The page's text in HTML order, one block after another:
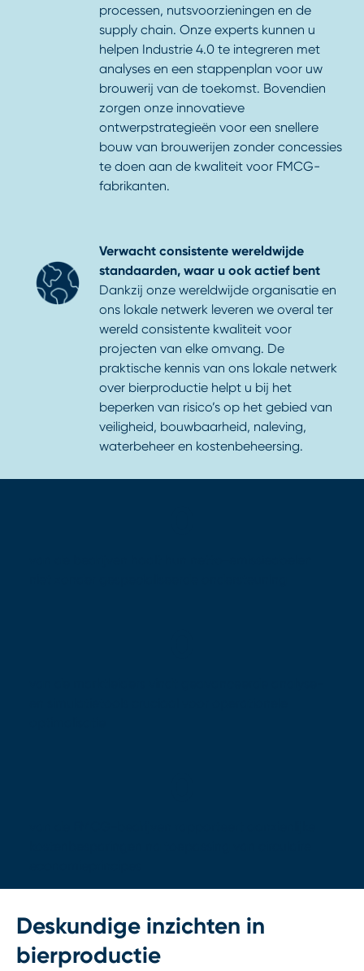
processen, nutsvoorzieningen en de
supply chain. Onze experts kunnen u
helpen Industrie 4.0 te integreren met
analyses en een stappenplan voor uw
brouwerij van de toekomst. Bovendien
zorgen onze innovatieve
ontwerpstrategieën voor een snellere
bouw van brouwerijen zonder concessies
te doen aan de kwaliteit voor FMCG-
fabrikanten.
Verwacht consistente wereldwijde
standaarden, waar u ook actief bent
Dankzij onze wereldwijde organisatie en
ons lokale netwerk leveren we overal ter
wereld consistente kwaliteit voor
projecten van elke omvang. De
praktische kennis van ons lokale netwerk
over bierproductie helpt u bij het
beperken van risico’s op het gebied van
veiligheid, bouwbaarheid, naleving,
waterbeheer en kostenbeheersing.
Deskundige inzichten in
bierproductie